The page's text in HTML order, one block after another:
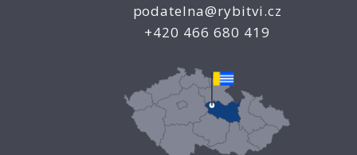
podatelna@rybitvi.cz
+420 466 680 419